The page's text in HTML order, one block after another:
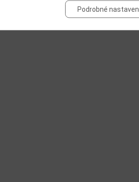
Podrobné